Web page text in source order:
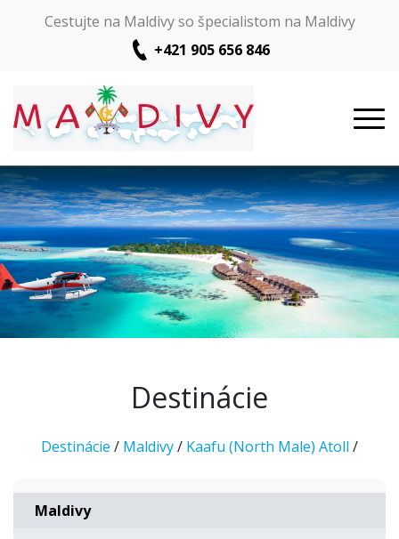
Cestujte na Maldivy so špecialistom na Maldivy
+421 905 656 846
Destinácie
Destinácie / Maldivy/ Kaafu (North Male) Atoll /
Maldivy